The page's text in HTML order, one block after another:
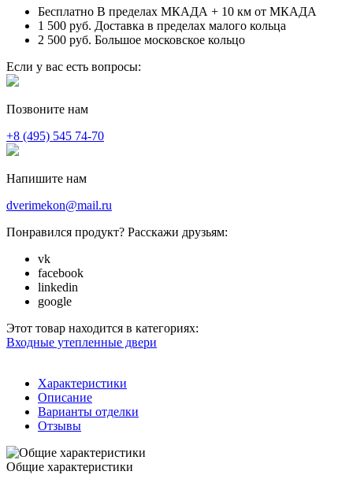
Бесплатно В пределах МКАДА + 10 км от МКАДА
1 500 руб. Доставка в пределах малого кольца
2 500 руб. Большое московское кольцо
Если у вас есть вопросы:
Позвоните нам
+8 (495) 545 74-70
Напишите нам
dverimekon@mail.ru
Понравился продукт? Расскажи друзьям:
vk
facebook
linkedin
google
Этот товар находится в категориях:
Входные утепленные двери
Характеристики
Описание
Варианты отделки
Отзывы
Общие характеристики